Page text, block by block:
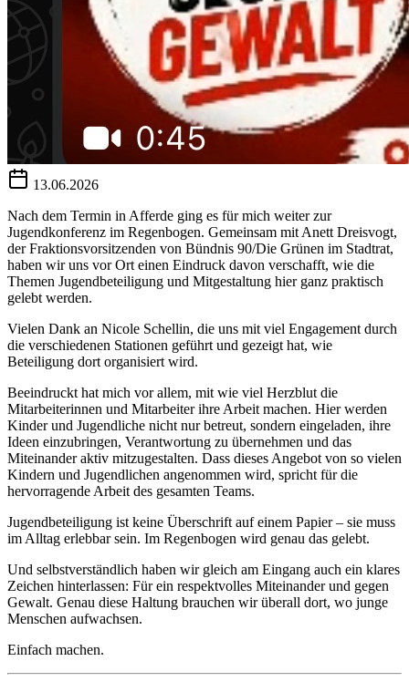
13.06.2026
Nach dem Termin in Afferde ging es für mich weiter zur
Jugendkonferenz im Regenbogen. Gemeinsam mit Anett Dreisvogt,
der Fraktionsvorsitzenden von Bündnis 90/Die Grünen im Stadtrat,
haben wir uns vor Ort einen Eindruck davon verschafft, wie die
Themen Jugendbeteiligung und Mitgestaltung hier ganz praktisch
gelebt werden.
Vielen Dank an Nicole Schellin, die uns mit viel Engagement durch
die verschiedenen Stationen geführt und gezeigt hat, wie
Beteiligung dort organisiert wird.
Beeindruckt hat mich vor allem, mit wie viel Herzblut die
Mitarbeiterinnen und Mitarbeiter ihre Arbeit machen. Hier werden
Kinder und Jugendliche nicht nur betreut, sondern eingeladen, ihre
Ideen einzubringen, Verantwortung zu übernehmen und das
Miteinander aktiv mitzugestalten. Dass dieses Angebot von so vielen
Kindern und Jugendlichen angenommen wird, spricht für die
hervorragende Arbeit des gesamten Teams.
Jugendbeteiligung ist keine Überschrift auf einem Papier – sie muss
im Alltag erlebbar sein. Im Regenbogen wird genau das gelebt.
Und selbstverständlich haben wir gleich am Eingang auch ein klares
Zeichen hinterlassen: Für ein respektvolles Miteinander und gegen
Gewalt. Genau diese Haltung brauchen wir überall dort, wo junge
Menschen aufwachsen.
Einfach machen.